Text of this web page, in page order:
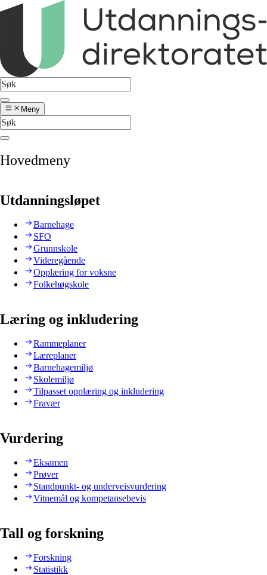
Meny
Hovedmeny
Utdanningsløpet
Barnehage
SFO
Grunnskole
Videregående
Opplæring for voksne
Folkehøgskole
Læring og inkludering
Rammeplaner
Læreplaner
Barnehagemiljø
Skolemiljø
Tilpasset opplæring og inkludering
Fravær
Vurdering
Eksamen
Prøver
Standpunkt- og underveisvurdering
Vitnemål og kompetansebevis
Tall og forskning
Forskning
Statistikk